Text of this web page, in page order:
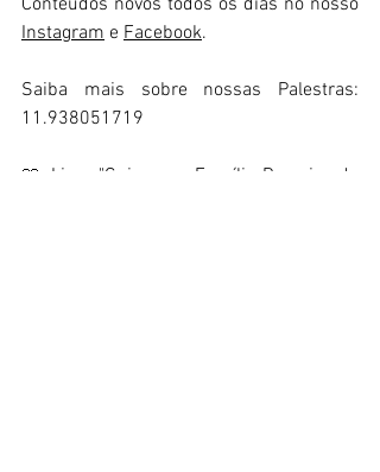
Instagram e Facebook.
Saiba mais sobre nossas Palestras:
11.938051719
📖 Livro "Guia para Família Parceira da